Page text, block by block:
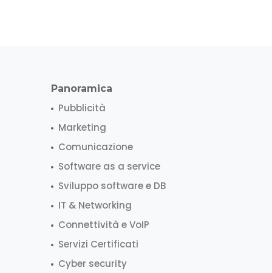
Panoramica
Pubblicità
Marketing
Comunicazione
Software as a service
Sviluppo software e DB
IT & Networking
Connettività e VoIP
Servizi Certificati
Cyber security